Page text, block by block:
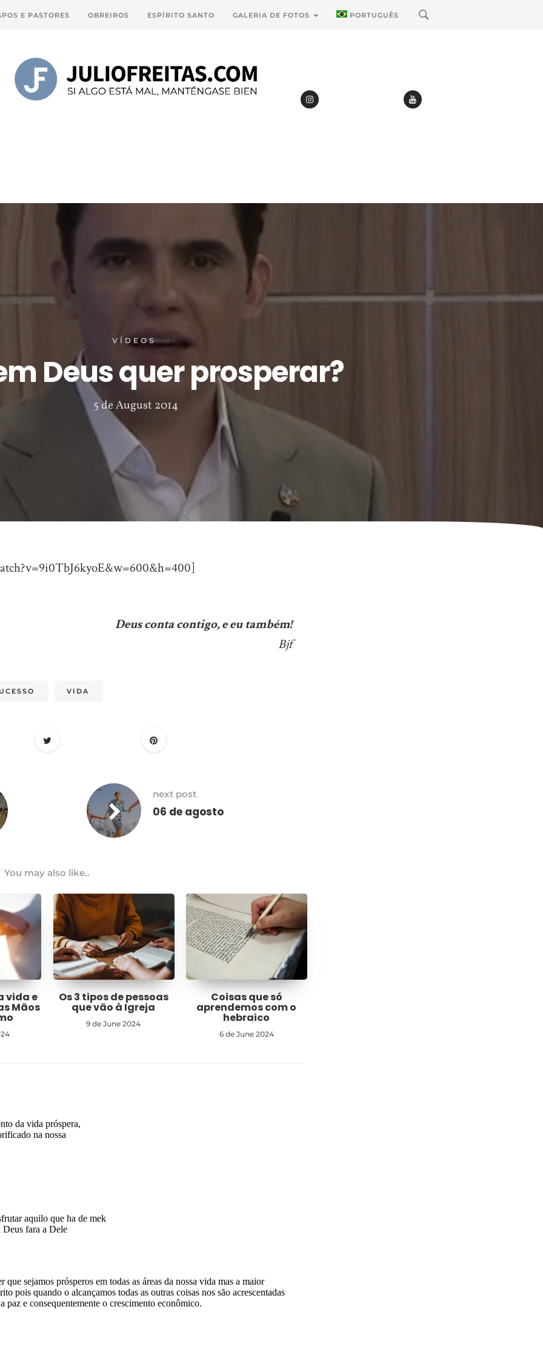
E PASTORES OBREIROS ESPÍRITO SANTO GALERIA DE FOTOS PORTUGUÊS
VÍDEOS
Deus quer prosperar?
5 de August 2014
Deus conta contigo, e eu também!
Bjf
VIDA
next post
06 de agosto
You may also like..
vida e
Mãos
Os 3 tipos de pessoas
que vão à Igreja
9 de June 2024
Coisas que só
aprendemos com o
hebraico
6 de June 2024